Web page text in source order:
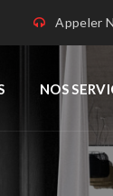
Appeler
NOS